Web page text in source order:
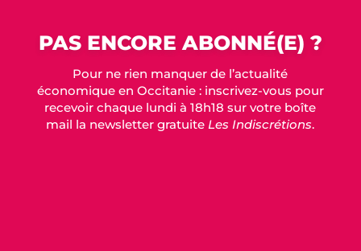
PAS ENCORE ABONNÉ(E) ?
Pour ne rien manquer de l’actualité
économique en Occitanie : inscrivez-vous pour
recevoir chaque lundi à 18h18 sur votre boîte
mail la newsletter gratuiteLes Indiscrétions.